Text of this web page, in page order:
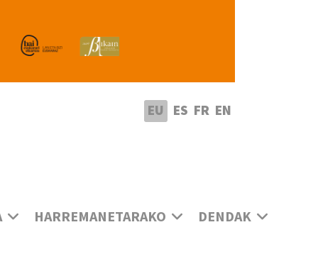
EU ES FR EN
HARREMANETARAKO DENDAK